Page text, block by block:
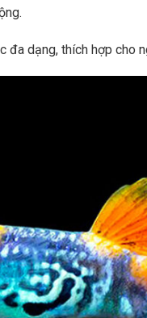
đa dạng, thích hợp cho